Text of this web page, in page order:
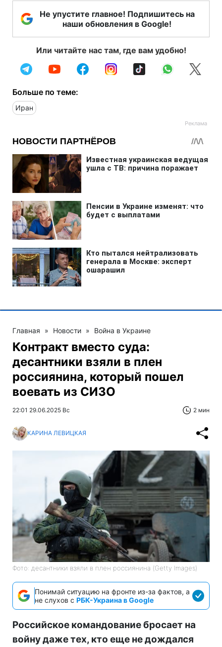
Не упустите главное! Подпишитесь на
наши обновления в Google!
Или читайте нас там, где вам удобно!
Больше по теме:
Иран
Главная » Новости » Война в Украине
Контракт вместо суда:
десантники взяли в плен
россиянина, который пошел
воевать из СИЗО
22:01 29.06.2025 Вс 2 мин
КАРИНА ЛЕВИЦКАЯ
Фото: десантники взяли в плен россиянина (Getty Images)
Понимай ситуацию на фронте из-за фактов, а
не слухов с РБК-Украина в Google
Российское командование бросает на
войну даже тех, кто еще не дождался